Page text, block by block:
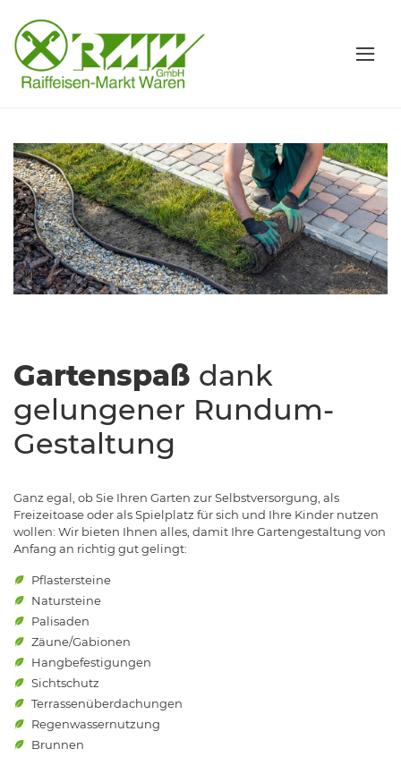
Gartenspaß dank
gelungener Rundum-
Gestaltung
Ganz egal, ob Sie Ihren Garten zur Selbstversorgung, als
Freizeitoase oder als Spielplatz für sich und Ihre Kinder nutzen
wollen: Wir bieten Ihnen alles, damit Ihre Gartengestaltung von
Anfang an richtig gut gelingt:
Pflastersteine
Natursteine
Palisaden
Zäune/Gabionen
Hangbefestigungen
Sichtschutz
Terrassenüberdachungen
Regenwassernutzung
Brunnen